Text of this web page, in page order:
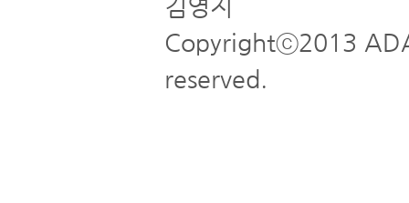
김영지
Copyrightⓒ2013
reserved.